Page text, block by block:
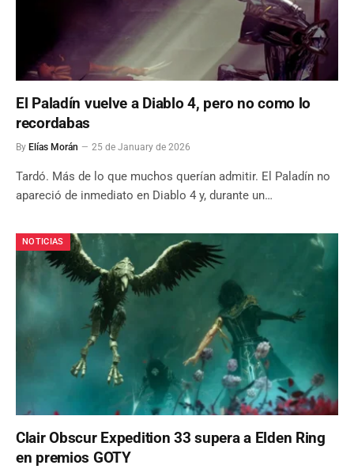
El Paladín vuelve a Diablo 4, pero no como lo
recordabas
By Elías Morán 25 de January de 2026
Tardó. Más de lo que muchos querían admitir. El Paladín no
apareció de inmediato en Diablo 4 y, durante un…
NOTICIAS
Clair Obscur Expedition 33 supera a Elden Ring
en premios GOTY